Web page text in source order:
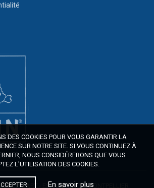
- ESPACE TINTIN MONTPELLIER
DES COOKIES POUR VOUS GARANTIR LA
SUR NOTRE SITE. SI VOUS CONTINUEZ À
NOUS CONSIDÉRERONS QUE VOUS
L'UTILISATION DES COOKIES.
En savoir plus